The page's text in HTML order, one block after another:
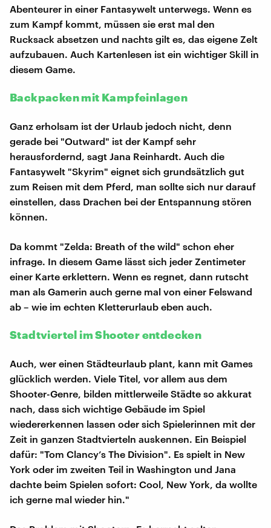
Abenteurer in einer Fantasywelt unterwegs. Wenn es
zum Kampf kommt, müssen sie erst mal den
Rucksack absetzen und nachts gilt es, das eigene Zelt
aufzubauen. Auch Kartenlesen ist ein wichtiger Skill in
diesem Game.
Backpacken mit Kampfeinlagen
Ganz erholsam ist der Urlaub jedoch nicht, denn
gerade bei "Outward" ist der Kampf sehr
herausfordernd, sagt Jana Reinhardt. Auch die
Fantasywelt "Skyrim" eignet sich grundsätzlich gut
zum Reisen mit dem Pferd, man sollte sich nur darauf
einstellen, dass Drachen bei der Entspannung stören
können.
Da kommt "Zelda: Breath of the wild" schon eher
infrage. In diesem Game lässt sich jeder Zentimeter
einer Karte erklettern. Wenn es regnet, dann rutscht
man als Gamerin auch gerne mal von einer Felswand
ab – wie im echten Kletterurlaub eben auch.
Stadtviertel im Shooter entdecken
Auch, wer einen Städteurlaub plant, kann mit Games
glücklich werden. Viele Titel, vor allem aus dem
Shooter-Genre, bilden mittlerweile Städte so akkurat
nach, dass sich wichtige Gebäude im Spiel
wiedererkennen lassen oder sich Spielerinnen mit der
Zeit in ganzen Stadtvierteln auskennen. Ein Beispiel
dafür: "Tom Clancy’s The Division". Es spielt in New
York oder im zweiten Teil in Washington und Jana
dachte beim Spielen sofort: Cool, New York, da wollte
ich gerne mal wieder hin."